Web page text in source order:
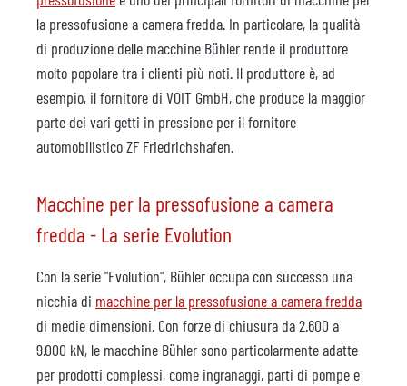
la pressofusione a camera fredda. In particolare, la qualità
di produzione delle macchine Bühler rende il produttore
molto popolare tra i clienti più noti. Il produttore è, ad
esempio, il fornitore di VOIT GmbH, che produce la maggior
parte dei vari getti in pressione per il fornitore
automobilistico ZF Friedrichshafen.
Macchine per la pressofusione a camera
fredda - La serie Evolution
Con la serie "Evolution", Bühler occupa con successo una
nicchia di macchine per la pressofusione a camera fredda
di medie dimensioni. Con forze di chiusura da 2.600 a
9.000 kN, le macchine Bühler sono particolarmente adatte
per prodotti complessi, come ingranaggi, parti di pompe e